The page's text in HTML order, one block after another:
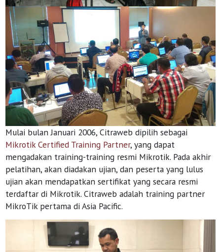
Mulai bulan Januari 2006, Citraweb dipilih sebagai
Mikrotik Certified Training Partner, yang dapat
mengadakan training-training resmi Mikrotik. Pada akhir
pelatihan, akan diadakan ujian, dan peserta yang lulus
ujian akan mendapatkan sertifikat yang secara resmi
terdaftar di Mikrotik. Citraweb adalah training partner
MikroTik pertama di Asia Pacific.